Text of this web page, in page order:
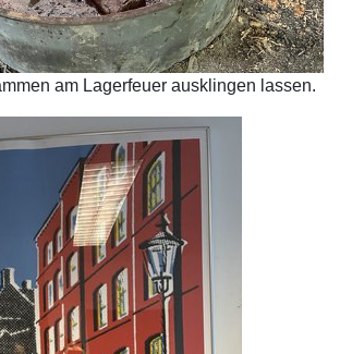
am Lagerfeuer ausklingen lassen.